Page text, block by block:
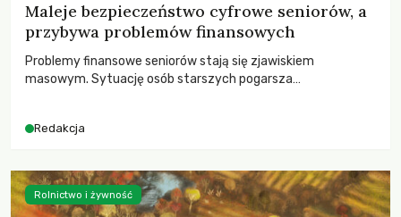
Maleje bezpieczeństwo cyfrowe seniorów, a
przybywa problemów finansowych
Problemy finansowe seniorów stają się zjawiskiem
masowym. Sytuację osób starszych pogarsza
Redakcja
Rolnictwo i żywność